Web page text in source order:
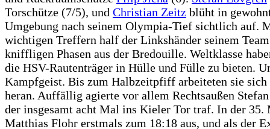
Torschütze (7/5), und Christian Zeitz blüht in
Umgebung nach seinem Olympia-Tief sichtlich auf.
wichtigen Treffern half der Linkshänder seinem
kniffligen Phasen aus der Bredouille. Weltklasse
die HSV-Rautenträger in Hülle und Fülle zu bieten.
Kampfgeist. Bis zum Halbzeitpfiff arbeiteten sie sich
heran. Auffällig agierte vor allem Rechtsaußen
der insgesamt acht Mal ins Kieler Tor traf. In der
Matthias Flohr erstmals zum 18:18 aus, und als der